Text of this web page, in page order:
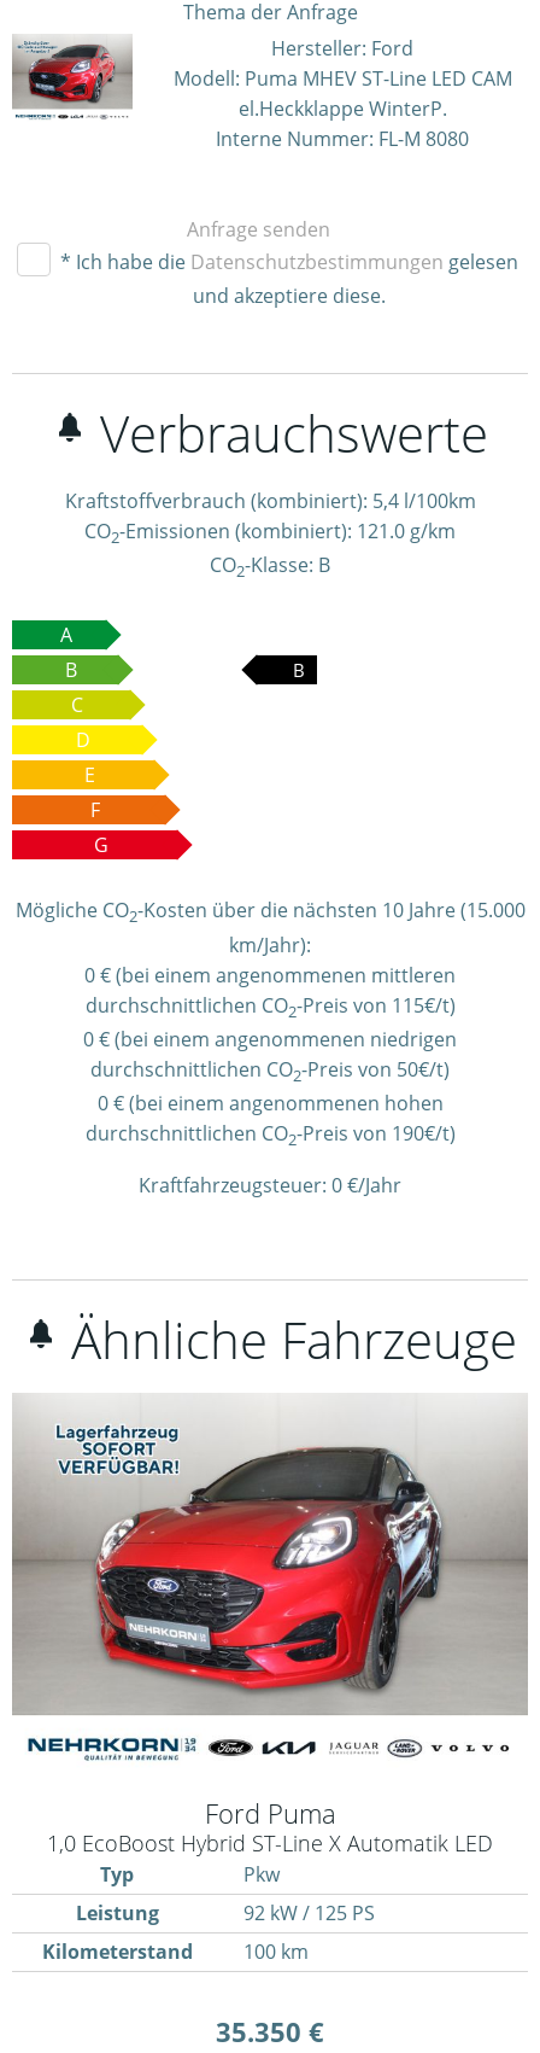
Thema der Anfrage
Hersteller: Ford
Modell: Puma MHEV ST-Line LED CAM
el.Heckklappe WinterP.
Interne Nummer: FL-M 8080
Anfrage senden
* Ich habe die Datenschutzbestimmungen gelesen
und akzeptiere diese.
Verbrauchswerte
Kraftstoffverbrauch (kombiniert): 5,4 l/100km
CO2-Emissionen (kombiniert): 121.0 g/km
CO2-Klasse: B
A
B
B
C
D
E
F
G
Mögliche CO2-Kosten über die nächsten 10 Jahre (15.000
km/Jahr):
0 € (bei einem angenommenen mittleren
durchschnittlichen CO2-Preis von 115€/t)
0 € (bei einem angenommenen niedrigen
durchschnittlichen CO2-Preis von 50€/t)
0 € (bei einem angenommenen hohen
durchschnittlichen CO2-Preis von 190€/t)
Kraftfahrzeugsteuer: 0 €/Jahr
Ähnliche Fahrzeuge
Ford Puma
1,0 EcoBoost Hybrid ST-Line X Automatik LED
Typ
Pkw
Leistung
92 kW / 125 PS
Kilometerstand
100 km
35.350 €